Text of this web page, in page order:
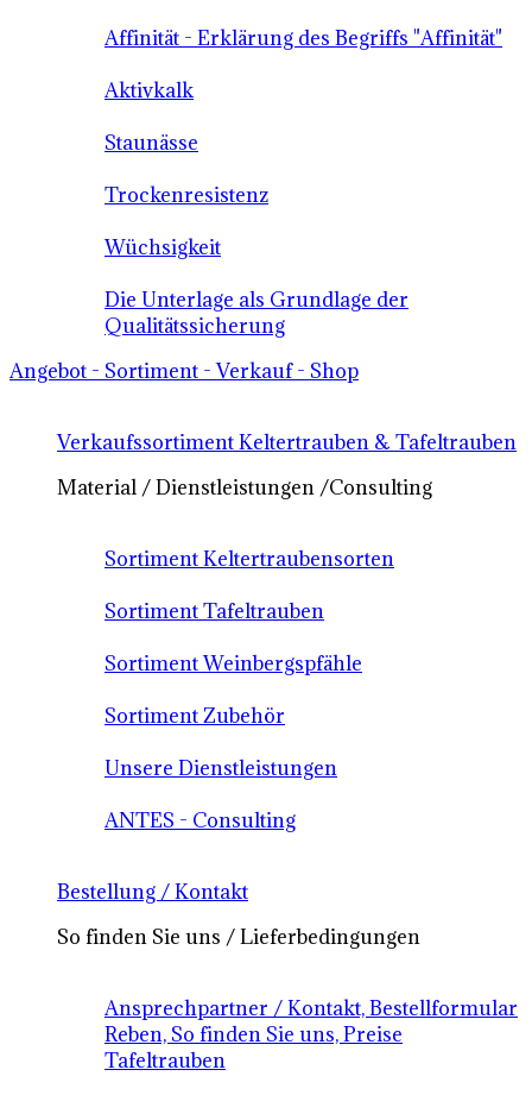
Affinität - Erklärung des Begriffs "Affinität"
Aktivkalk
Staunässe
Trockenresistenz
Wüchsigkeit
Die Unterlage als Grundlage der
Qualitätssicherung
Angebot - Sortiment - Verkauf - Shop
Verkaufssortiment Keltertrauben & Tafeltrauben
Material / Dienstleistungen /Consulting
Sortiment Keltertraubensorten
Sortiment Tafeltrauben
Sortiment Weinbergspfähle
Sortiment Zubehör
Unsere Dienstleistungen
ANTES - Consulting
Bestellung / Kontakt
So finden Sie uns / Lieferbedingungen
Ansprechpartner / Kontakt, Bestellformular
Reben, So finden Sie uns, Preise
Tafeltrauben